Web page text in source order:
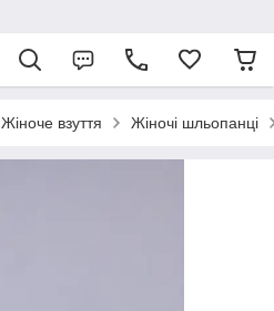
Жіноче взуття Жіночі шльопанці